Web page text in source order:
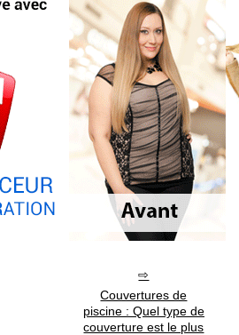
Couvertures de
piscine : Quel type de
couverture est le plus